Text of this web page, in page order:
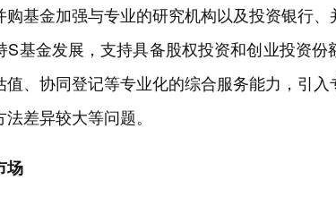
基金加强与专业的研究机构以及投资银行
基金发展，支持具备股权投资和创业投资份
、协同登记等专业化的综合服务能力，引
差异较大等问题。
场